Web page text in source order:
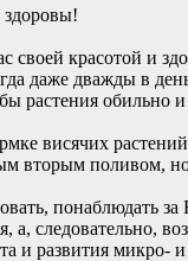
своей красотой и
даже дважды в
растения
висячих
вторым поливом,
понаблюдать
а, следовательно,
и развития микро-